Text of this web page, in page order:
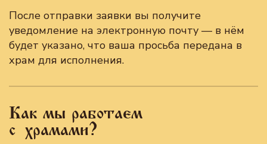
После отправки заявки вы получите
уведомление на электронную почту — в нём
будет указано, что ваша просьба передана в
храм для исполнения.
Как мы работаем
с храмами?